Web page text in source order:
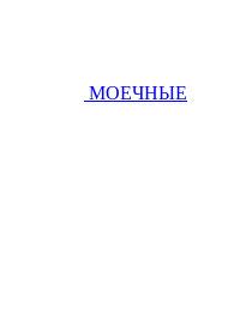
МОЕЧНЫЕ